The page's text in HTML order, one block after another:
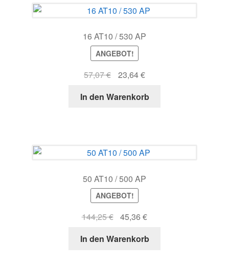
16 AT10 / 530 AP
ANGEBOT!
57,07€
Ursprünglicher
war:
23,64€Aktueller
ist:
In den Warenkorb
50 AT10 / 500 AP
ANGEBOT!
144,25€ Ursprünglicher
war:
45,36€Aktueller
ist:
In den Warenkorb